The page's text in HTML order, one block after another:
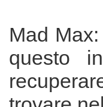
Mad
questo